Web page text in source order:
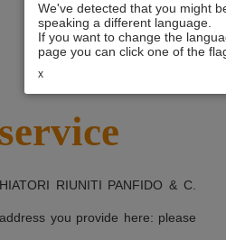
We've detected that you might
speaking a different language.
If you want to change the
page you can click one of the
x
RIUNITI PANFIDO & C.
you provide here: please